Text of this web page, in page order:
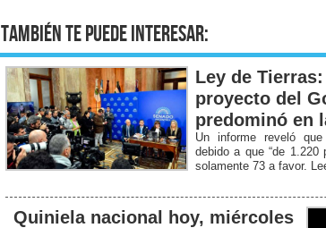
También te puede interesar:
Ley de
proyecto del
predominó en
Un informe reveló que
debido a que “de 1.220
solamente 73 a favor.
Quiniela nacional hoy, miércoles